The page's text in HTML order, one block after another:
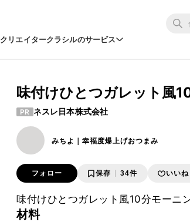
クリエイタークラシルのサービス
味付けひとつガレット風
PR ネスレ日本株式会社
みちよ｜幸福度爆上げおつまみ
フォロー 保存 34件 いいね
味付けひとつガレット風10分モーニ
材料